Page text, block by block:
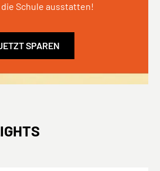
Schule ausstatten!
SPAREN